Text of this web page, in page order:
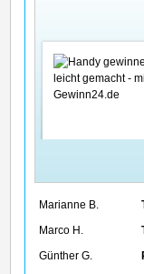
Marianne B.
Marco H.
Günther G.